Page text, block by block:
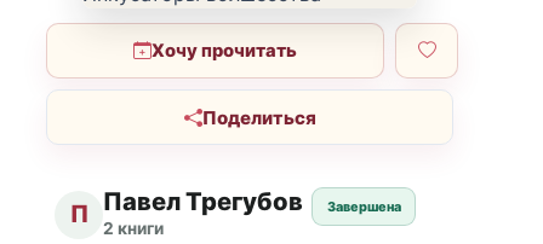
Хочу прочитать
Поделиться
П Павел Трегубов
2 книги
Завершена